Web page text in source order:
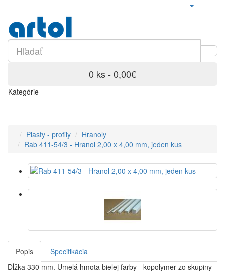
0 ks - 0,00€
Kategórie
Plasty - profily
Hranoly
Rab 411-54/3 - Hranol 2,00 x 4,00 mm, jeden kus
Popis
Špecifikácia
Dĺžka 330 mm. Umelá hmota bielej farby - kopolymer zo skupiny